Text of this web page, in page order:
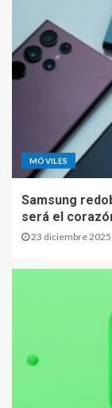
MÓVILES
Samsung
será el
23 diciembre 2025